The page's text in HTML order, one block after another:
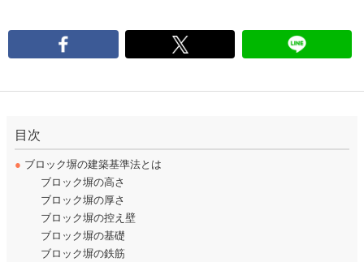
目次
● ブロック塀の建築基準法とは
ブロック塀の高さ
ブロック塀の厚さ
ブロック塀の控え壁
ブロック塀の基礎
ブロック塀の鉄筋